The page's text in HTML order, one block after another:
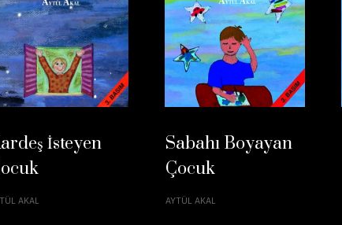
İsteyen
AKAL
Sabahı Boyayan
Çocuk
AYTÜL AKAL